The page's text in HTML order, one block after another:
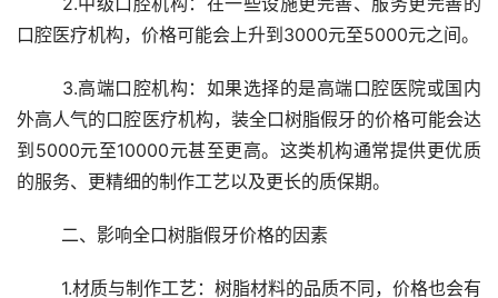
口腔医疗机构，价格可能会上升到3000元至5000元之间。
外高人气的口腔医疗机构，装全口树脂假牙的价格可能会达
到5000元至10000元甚至更高。这类机构通常提供更优质
的服务、更精细的制作工艺以及更长的质保期。
	二、影响全口树脂假牙价格的因素